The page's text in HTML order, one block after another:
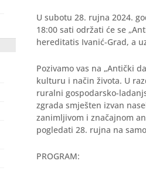
U subotu 28. rujna 2024.
18:00 sati održati će se
hereditatis Ivanić-Grad, a
Pozivamo vas na „Antički
kulturu i način života. U
ruralni gospodarsko-
zgrada smješten izvan
zanimljivom i značajnom
pogledati 28. rujna na
PROGRAM: